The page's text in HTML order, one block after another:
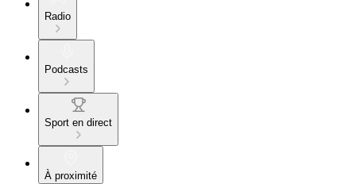
Radio
Podcasts
Sport en direct
À proximité